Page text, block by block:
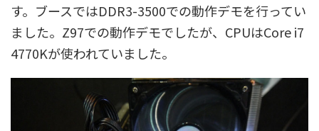
す。ブースではDDR3-3500での動作デモを行ってい
ました。Z97での動作デモでしたが、CPUはCore i7
4770Kが使われていました。